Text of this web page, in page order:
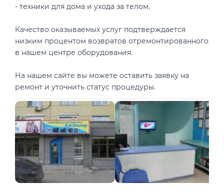
- техники для дома и ухода за телом.
Качество оказываемых услуг подтверждается
низким процентом возвратов отремонтированного
в нашем центре оборудования.
На нашем сайте вы можете оставить заявку на
ремонт и уточнить статус процедуры.